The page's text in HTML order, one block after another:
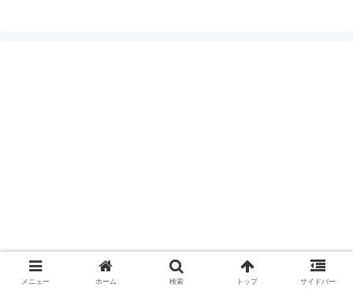
メニュー ホーム 検索 トップ サイドバー